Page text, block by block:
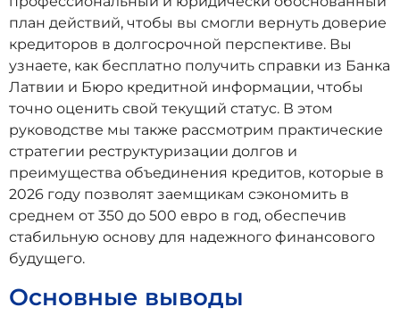
план действий, чтобы вы смогли вернуть доверие
кредиторов в долгосрочной перспективе. Вы
узнаете, как бесплатно получить справки из Банка
Латвии и Бюро кредитной информации, чтобы
точно оценить свой текущий статус. В этом
руководстве мы также рассмотрим практические
стратегии реструктуризации долгов и
преимущества объединения кредитов, которые в
2026 году позволят заемщикам сэкономить в
среднем от 350 до 500 евро в год, обеспечив
стабильную основу для надежного финансового
будущего.
Основные выводы